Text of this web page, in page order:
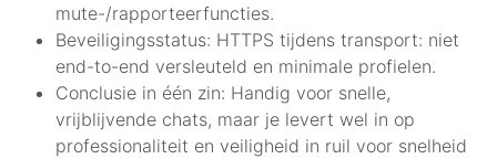
mute-/rapporteerfuncties.
Beveiligingsstatus: HTTPS tijdens transport: niet
end-to-end versleuteld en minimale profielen.
Conclusie in één zin: Handig voor snelle,
vrijblijvende chats, maar je levert wel in op
professionaliteit en veiligheid in ruil voor snelheid